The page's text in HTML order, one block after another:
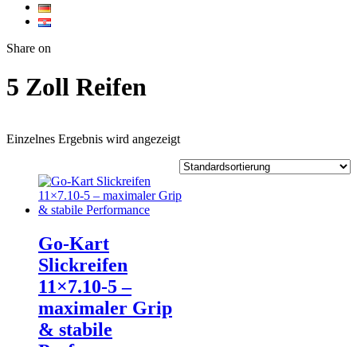
Share on
5 Zoll Reifen
Einzelnes Ergebnis wird angezeigt
Go‑Kart
Slickreifen
11×7.10‑5 –
maximaler Grip
& stabile